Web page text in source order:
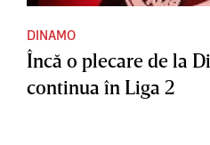
DINAMO
Încă o plecare de la
continua în Liga 2